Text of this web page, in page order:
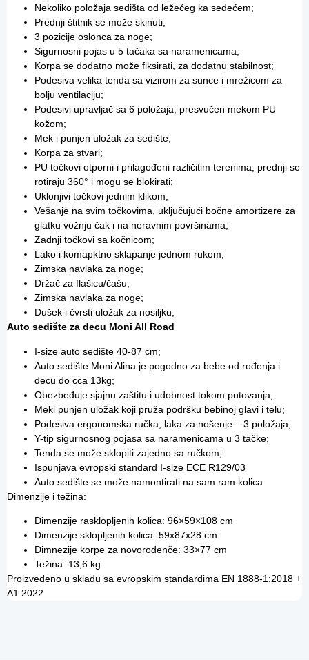
Nekoliko položaja sedišta od ležećeg ka sedećem;
Prednji štitnik se može skinuti;
3 pozicije oslonca za noge;
Sigurnosni pojas u 5 tačaka sa naramenicama;
Korpa se dodatno može fiksirati, za dodatnu stabilnost;
Podesiva velika tenda sa vizirom za sunce i mrežicom za
bolju ventilaciju;
Podesivi upravljač sa 6 položaja, presvučen mekom PU
kožom;
Mek i punjen uložak za sedište;
Korpa za stvari;
PU točkovi otporni i prilagođeni različitim terenima, prednji se
rotiraju 360° i mogu se blokirati;
Uklonjivi točkovi jednim klikom;
Vešanje na svim točkovima, uključujući bočne amortizere za
glatku vožnju čak i na neravnim površinama;
Zadnji točkovi sa kočnicom;
Lako i komapktno sklapanje jednom rukom;
Zimska navlaka za noge;
Držač za flašicu/čašu;
Zimska navlaka za noge;
Dušek i čvrsti uložak za nosiljku;
Auto sedište za decu Moni All Road
I-size auto sedište 40-87 cm;
Auto sedište Moni Alina je pogodno za bebe od rođenja i
decu do cca 13kg;
Obezbeđuje sjajnu zaštitu i udobnost tokom putovanja;
Meki punjen uložak koji pruža podršku bebinoj glavi i telu;
Podesiva ergonomska ručka, laka za nošenje – 3 položaja;
Y-tip sigurnosnog pojasa sa naramenicama u 3 tačke;
Tenda se može sklopiti zajedno sa ručkom;
Ispunjava evropski standard I-size ECE R129/03
Auto sedište se može namontirati na sam ram kolica.
Dimenzije i težina:
Dimenzije rasklopljenih kolica: 96×59×108 cm
Dimenzije sklopljenih kolica: 59x87x28 cm
Dimnezije korpe za novorođenče: 33×77 cm
Težina: 13,6 kg
Proizvedeno u skladu sa evropskim standardima EN 1888-1:2018 +
A1:2022